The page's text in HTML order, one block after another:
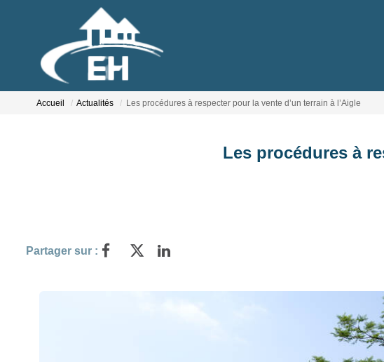
Accueil Actualités Les procédures à respecter pour la vente d’un terrain à l’Aigle
Les procédures à
Partager sur :